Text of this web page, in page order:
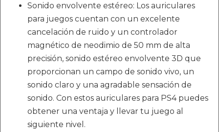
Sonido envolvente estéreo: Los auriculares
para juegos cuentan con un excelente
cancelación de ruido y un controlador
magnético de neodimio de 50 mm de alta
precisión, sonido estéreo envolvente 3D que
proporcionan un campo de sonido vivo, un
sonido claro y una agradable sensación de
sonido. Con estos auriculares para PS4 puedes
obtener una ventaja y llevar tu juego al
siguiente nivel.